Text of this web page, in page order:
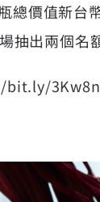
總價值新台
抽出兩個名